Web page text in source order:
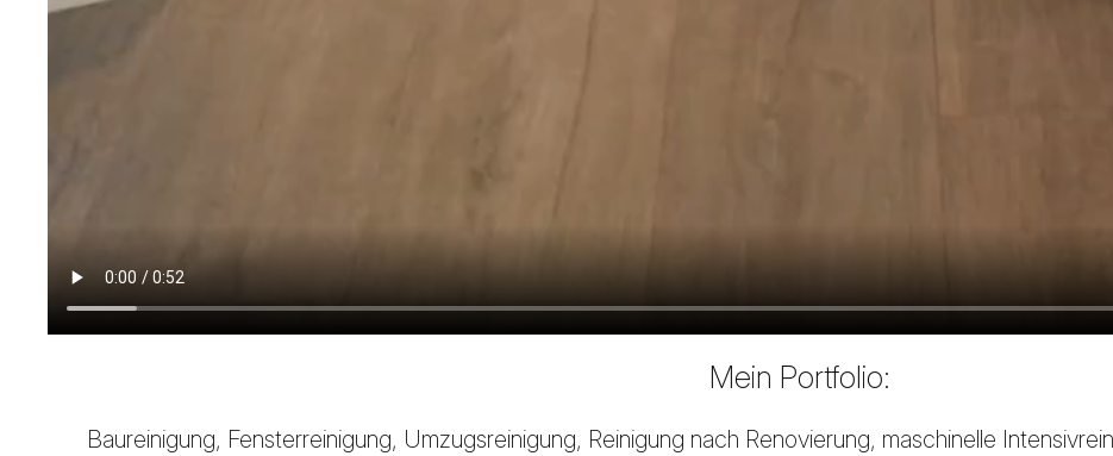
Mein Portfolio:
Baureinigung, Fensterreinigung, Umzugsreinigung, Reinigung nach Renovierung, maschinelle